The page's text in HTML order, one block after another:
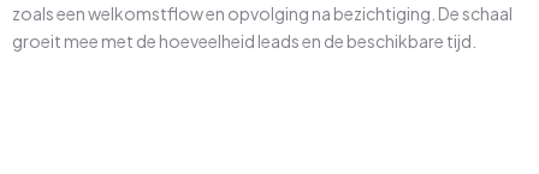
zoals een welkomstflow en opvolging na bezichtiging. De schaal
groeit mee met de hoeveelheid leads en de beschikbare tijd.